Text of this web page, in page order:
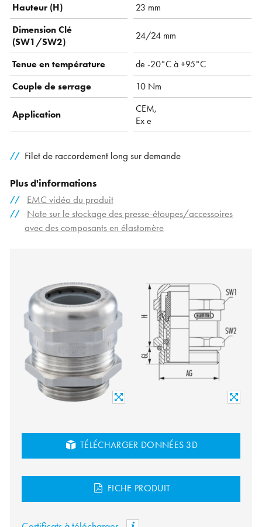
Hauteur (H)
23 mm
Dimension Clé
(SW1/SW2)
24/24 mm
Tenue en température
de -20°C à +95°C
Couple de serrage
10 Nm
Application
CEM,
Ex e
Filet de raccordement long sur demande
Plus d'informations
EMC vidéo du produit
Note sur le stockage des presse-étoupes/accessoires
avec des composants en élastomère
TÉLÉCHARGER DONNÉES 3D
FICHE PRODUIT